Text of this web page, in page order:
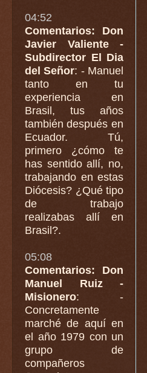
04:52
Comentarios: Don
Javier Valiente -
Subdirector El Dia
del Señor: - Manuel
tanto en tu
experiencia en
Brasil, tus años
también después en
Ecuador. Tú,
primero ¿cómo te
has sentido allí, no,
trabajando en estas
Diócesis? ¿Qué tipo
de trabajo
realizabas allí en
Brasil?.
05:08
Comentarios: Don
Manuel Ruiz -
Misionero: -
Concretamente
marché de aquí en
el año 1979 con un
grupo de
compañeros